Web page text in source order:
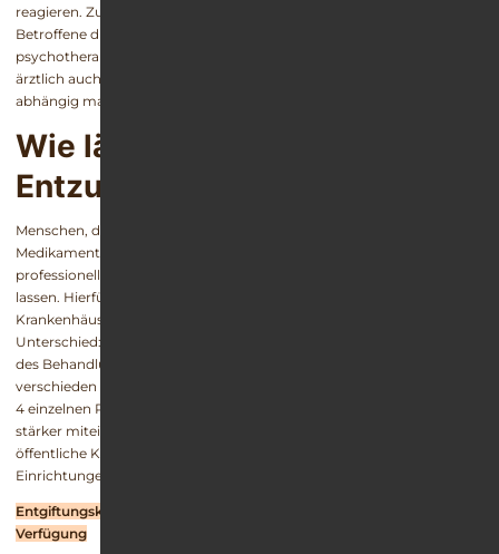
reagieren. Zudem wird das eigentliche Problem, wegen dem der
Betroffene die Einnahme von Zolpidem überhaupt begonnen hatte,
psychotherapeutisch in Angriff genommen und gegebenenfalls
ärztlich auch eine andere medikamentöse Lösung gefunden, die nicht
abhängig macht und die eigentliche Grunderkrankung behandelt.
Wie läuft ein stationärer
Entzug von Zolpidem ab?
Menschen, die ohne Zolpidem keinen Schlaf finden und das
Medikament jeden Abend in hohen Dosen einnehmen, sollten einen
professionellen Entzug in einer spezialisierten Suchtklinik durchführen
lassen. Hierfür stehen Entzugsangebote in öffentlichen
Krankenhäusern sowie in privaten Fachkliniken zur Verfügung. Der
Unterschied: Neben der Kostenübernahme sieht der zeitliche Aufbau
des Behandlungskonzepts bei privaten und öffentlichen Kliniken
verschieden aus. Zwar besteht der Entzug in allen Einrichtungen aus
4 einzelnen Phasen, jedoch sind diese in privaten Kliniken deutlich
stärker miteinander verwoben und aneinandergekoppelt, während
öffentliche Krankenhäuser mehrere Aufenthalte in unterschiedlichen
Einrichtungen und mit zeitlichem Abstand nötig werden lassen.
Entgiftungsklinik: Welche Alternativen stehen zur Entgiftung zur
Verfügung